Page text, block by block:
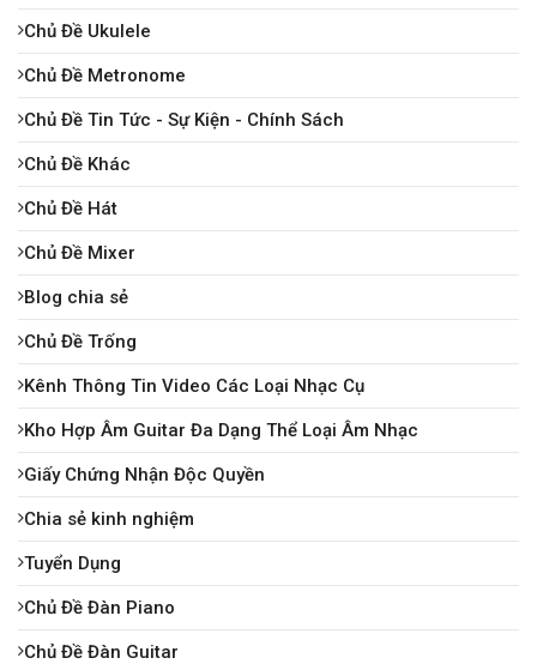
Chủ Đề Ukulele
Chủ Đề Metronome
Chủ Đề Tin Tức - Sự Kiện - Chính Sách
Chủ Đề Khác
Chủ Đề Hát
Chủ Đề Mixer
Blog chia sẻ
Chủ Đề Trống
Kênh Thông Tin Video Các Loại Nhạc Cụ
Kho Hợp Âm Guitar Đa Dạng Thể Loại Âm Nhạc
Giấy Chứng Nhận Độc Quyền
Chia sẻ kinh nghiệm
Tuyển Dụng
Chủ Đề Đàn Piano
Chủ Đề Đàn Guitar